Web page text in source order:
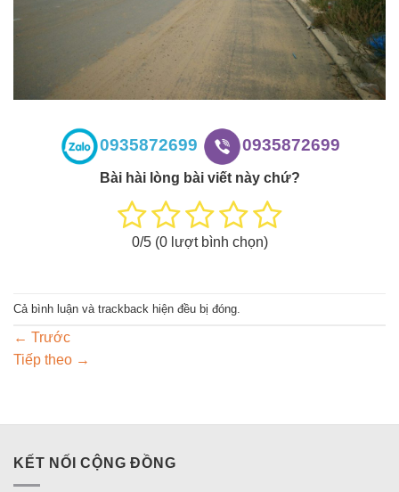
0935872699 0935872699
Bài hài lòng bài viết này chứ?
0/5 (0lượt bình chọn)
Cả bình luận và trackback hiện đều bị đóng.
← Trước
Tiếp theo →
KẾT NỐI CỘNG ĐỒNG